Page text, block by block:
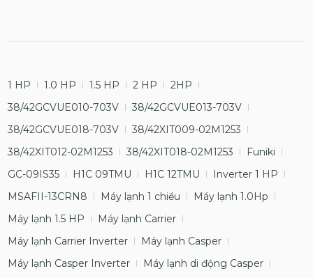
1 HP 1.0 HP 1.5 HP 2 HP
2HP
38/42GCVUE010-703V
38/42GCVUE013-703V
38/42GCVUE018-703V
38/42XIT009-02M1253
38/42XIT012-02M1253
38/42XIT018-02M1253
Funiki
GC-09IS35
H1C 09TMU H1C 12TMU
Inverter 1 HP
MSAFII-13CRN8
Máy lạnh 1 chiều
Máy lạnh 1.0Hp
Máy lạnh 1.5 HP
Máy lạnh Carrier
Máy lạnh Carrier Inverter
Máy lạnh Casper
Máy lạnh Casper Inverter
Máy lạnh di động Casper